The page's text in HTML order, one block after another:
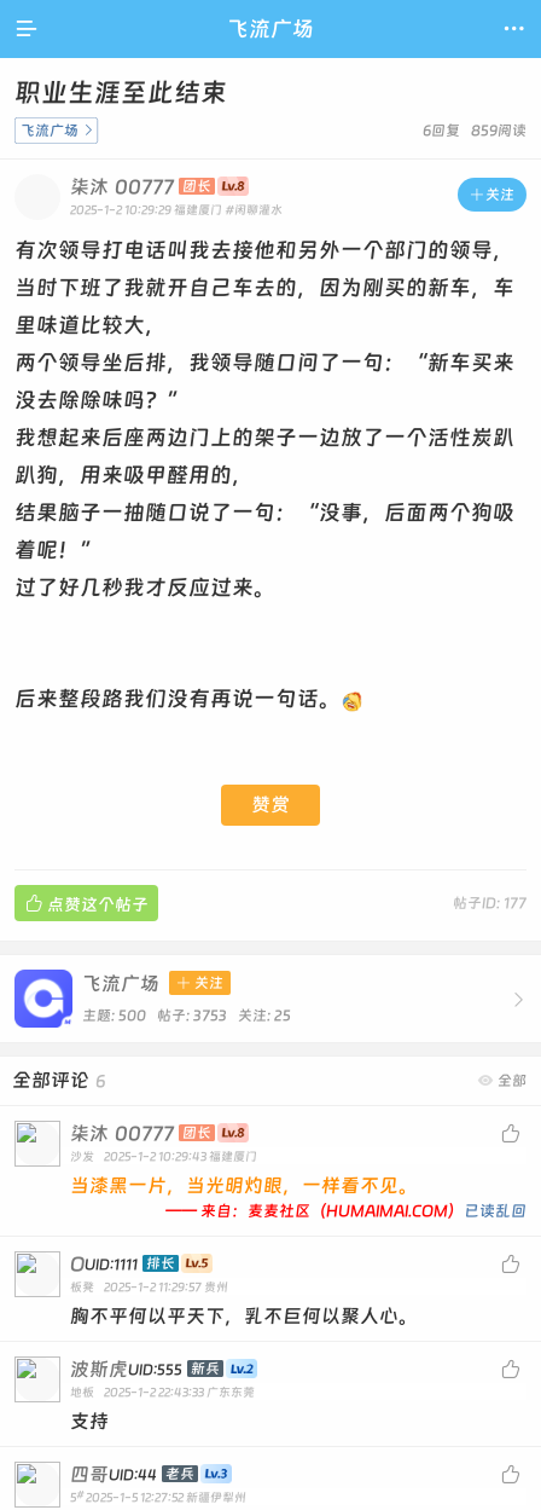
 飞流广场 
职业生涯至此结束
6回复 859阅读
飞流广场 
 关注
柒沐 00777 团长
2025-1-2 10:29:29 福建厦门 #闲聊灌水
有次领导打电话叫我去接他和另外一个部门的领导，
当时下班了我就开自己车去的，因为刚买的新车，车
里味道比较大，
两个领导坐后排，我领导随口问了一句：“新车买来
没去除除味吗？”
我想起来后座两边门上的架子一边放了一个活性炭趴
趴狗，用来吸甲醛用的，
结果脑子一抽随口说了一句：“没事，后面两个狗吸
着呢！”
过了好几秒我才反应过来。
后来整段路我们没有再说一句话。
赞赏
帖子ID: 177
 点赞这个帖子

飞流广场  关注
主题: 500 帖子: 3753 关注: 25
 全部
全部评论 6

柒沐 00777 团长
沙发 2025-1-2 10:29:43 福建厦门
当漆黑一片，当光明灼眼，一样看不见。
—— 来自：麦麦社区（HUMAIMAI.COM） 已读乱回

OUID:1111 排长
板凳 2025-1-2 11:29:57 贵州
胸不平何以平天下，乳不巨何以聚人心。

波斯虎UID:555 新兵
地板 2025-1-2 22:43:33 广东东莞
支持

四哥UID:44 老兵
5# 2025-1-5 12:27:52 新疆伊犁州